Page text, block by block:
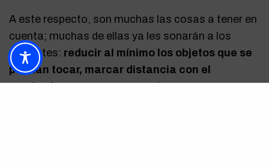
A este respecto, son muchas las cosas a tener en
cuenta; muchas de ellas ya les sonarán a los
pacientes: reducir al mínimo los objetos que se
puedan tocar, marcar distancia con el
mostradory, en caso necesario, poner mamparas